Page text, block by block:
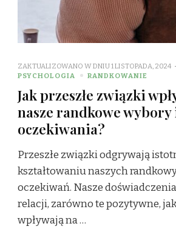
ZAKTUALIZOWANO W DNIU1 LISTOPADA, 2024
PSYCHOLOGIA
RANDKOWANIE
Jak przeszłe związki
nasze randkowe wybory
oczekiwania?
Przeszłe związki odgrywają
kształtowaniu naszych
oczekiwań. Nasze
relacji, zarówno te pozytywne,
wpływają na …